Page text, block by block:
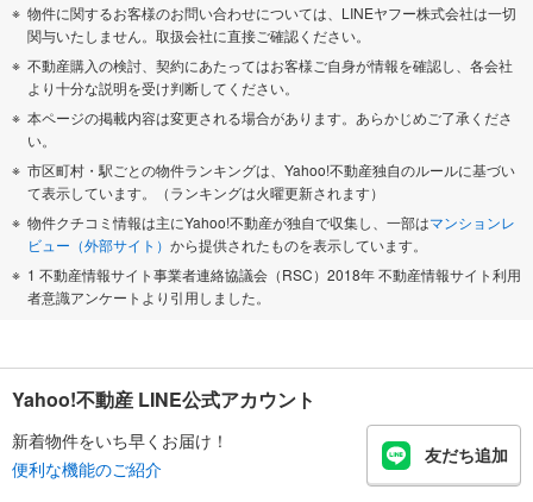
物件に関するお客様のお問い合わせについては、LINEヤフー株式会社は一切
関与いたしません。取扱会社に直接ご確認ください。
不動産購入の検討、契約にあたってはお客様ご自身が情報を確認し、各会社
より十分な説明を受け判断してください。
本ページの掲載内容は変更される場合があります。あらかじめご了承くださ
い。
市区町村・駅ごとの物件ランキングは、Yahoo!不動産独自のルールに基づい
て表示しています。（ランキングは火曜更新されます）
物件クチコミ情報は主にYahoo!不動産が独自で収集し、一部はマンションレ
ビュー（外部サイト） から提供されたものを表示しています。
1 不動産情報サイト事業者連絡協議会（RSC）2018年 不動産情報サイト利用
者意識アンケートより引用しました。
Yahoo!不動産 LINE公式アカウント
新着物件をいち早くお届け！
便利な機能のご紹介
友だち追加